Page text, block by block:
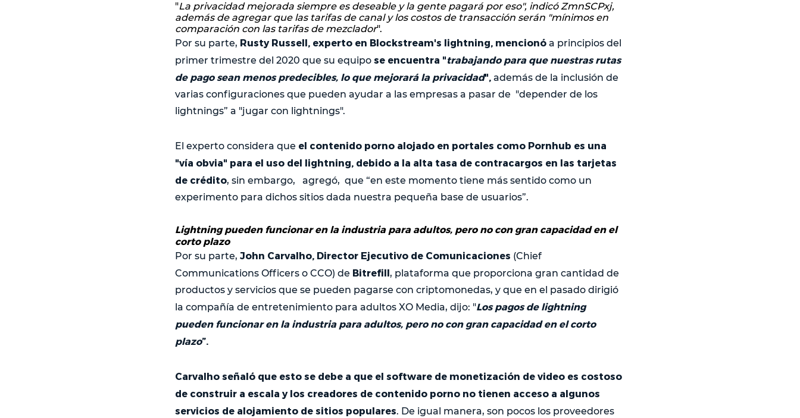
"La privacidad mejorada siempre es deseable y la gente pagará por eso", indicó ZmnSCPxj,
además de agregar que las tarifas de canal y los costos de transacción serán "mínimos en
comparación con las tarifas de mezclador".
Por su parte, Rusty Russell, experto en Blockstream's lightning, mencionó a principios del
primer trimestre del 2020 que su equipo se encuentra "trabajando para que nuestras rutas
de pago sean menos predecibles, lo que mejorará la privacidad", además de la inclusión de
varias configuraciones que pueden ayudar a las empresas a pasar de "depender de los
lightnings” a "jugar con lightnings".
El experto considera que el contenido porno alojado en portales como Pornhub es una
"vía obvia" para el uso del lightning, debido a la alta tasa de contracargos en las tarjetas
de crédito, sin embargo, agregó, que “en este momento tiene más sentido como un
experimento para dichos sitios dada nuestra pequeña base de usuarios”.
Lightning pueden funcionar en la industria para adultos, pero no con gran capacidad en el
corto plazo
Por su parte, John Carvalho, Director Ejecutivo de Comunicaciones (Chief
Communications Officers o CCO) de Bitrefill, plataforma que proporciona gran cantidad de
productos y servicios que se pueden pagarse con criptomonedas, y que en el pasado dirigió
la compañía de entretenimiento para adultos XO Media, dijo: "Los pagos de lightning
pueden funcionar en la industria para adultos, pero no con gran capacidad en el corto
plazo”.
Carvalho señaló que esto se debe a que el software de monetización de video es costoso
de construir a escala y los creadores de contenido porno no tienen acceso a algunos
servicios de alojamiento de sitios populares. De igual manera, son pocos los proveedores